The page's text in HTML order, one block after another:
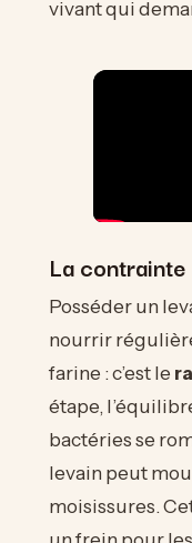
vivant qui
La
Posséder un
nourrir
farine : c’est le
étape,
bactéries se
levain peut
moisissures.